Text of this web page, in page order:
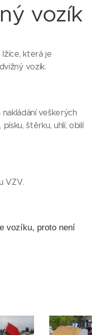
vozík
která je
vozík.
veškerých
štěrku, uhlí, obilí
VZV.
vozíku, proto není